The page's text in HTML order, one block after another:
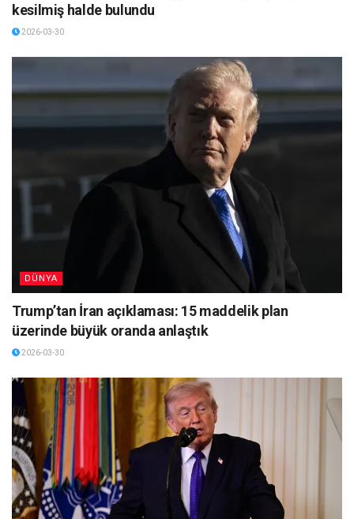
kesilmiş halde bulundu
2026-03-30
DÜNYA
Trump’tan İran açıklaması: 15 maddelik plan
üzerinde büyük oranda anlaştık
2026-03-30